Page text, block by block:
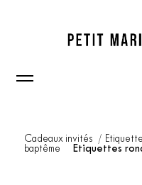
Cadeaux invités
baptême
Etiquettes